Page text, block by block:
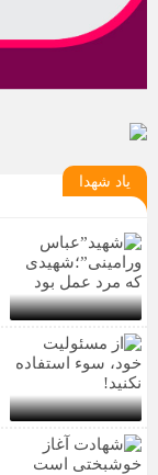
یاد شهدا